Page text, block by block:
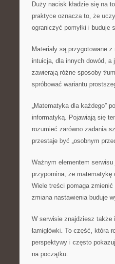
Duży nacisk kładzie się na
praktyce oznacza to, że
ograniczyć pomyłki i buduje
Materiały są przygotowane
intuicja, dla innych dowód,
zawierają różne sposoby
spróbować wariantu
„Matematyka dla każdego”
informatyką. Pojawiają się
rozumieć zarówno zadania
przestaje być „osobnym
Ważnym elementem
przypomina, że matematykę
Wiele treści pomaga zmienić
zmiana nastawienia buduje
W serwisie znajdziesz także
łamigłówki. To część, która
perspektywy i często
na początku.